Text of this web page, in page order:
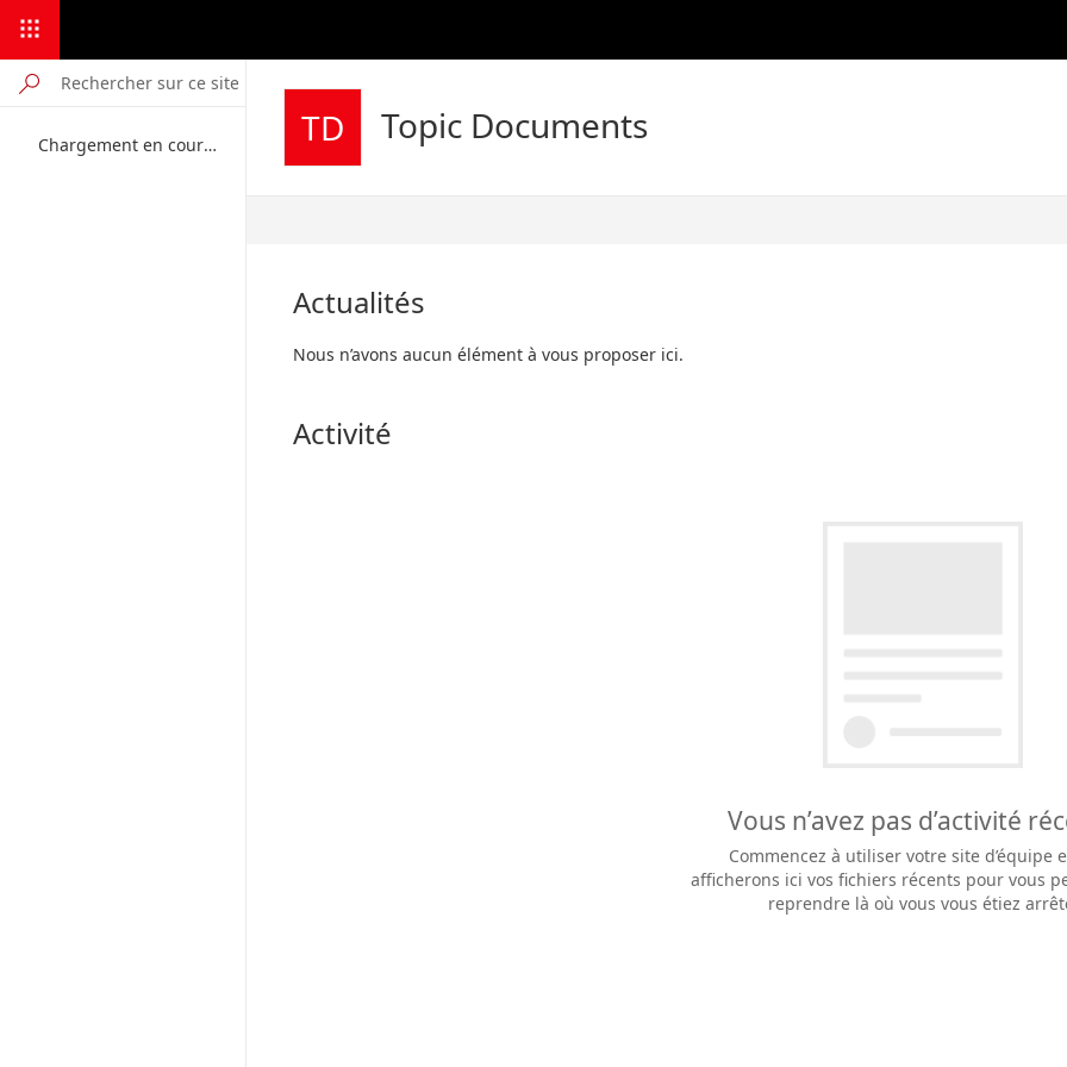
Chargement en cours... TD Topic Documents
Actualités
Nous n’avons aucun élément à vous proposer ici.
Activité
Vous n’avez pas d’activité
Commencez à utiliser votre site d’équipe
afficherons ici vos fichiers récents pour vous
reprendre là où vous vous étiez